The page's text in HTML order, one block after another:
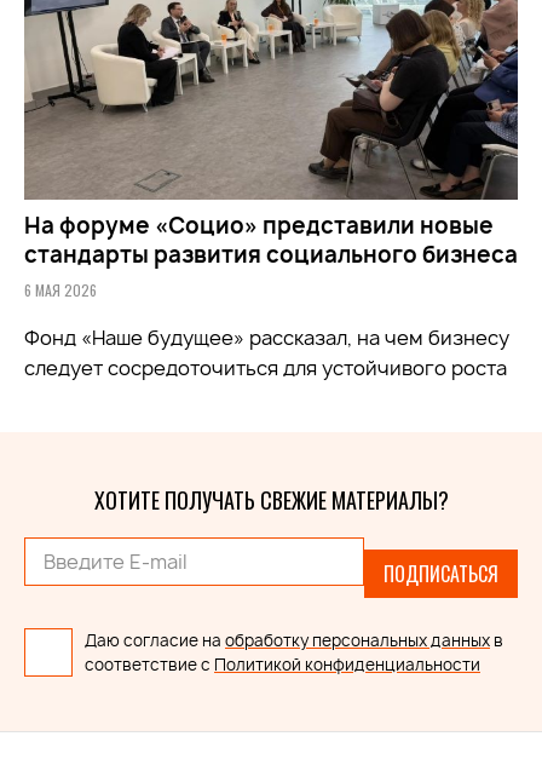
На форуме «Социо» представили новые
стандарты развития социального бизнеса
6 МАЯ 2026
Фонд «Наше будущее» рассказал, на чем бизнесу
следует сосредоточиться для устойчивого роста
ХОТИТЕ ПОЛУЧАТЬ СВЕЖИЕ МАТЕРИАЛЫ?
ПОДПИСАТЬСЯ
Даю согласие на обработку персональных данных в
соответствие с Политикой конфиденциальности